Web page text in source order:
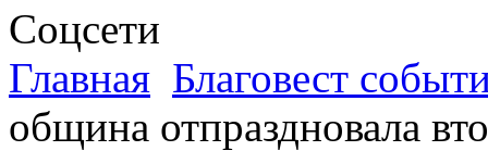
Соцсети
Главная Благовест
община отпраздновала